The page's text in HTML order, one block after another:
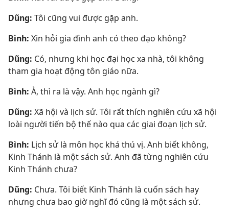
Dũng: Tôi cũng vui được gặp anh.
Bình: Xin hỏi gia đình anh có theo đạo không?
Dũng: Có, nhưng khi học đại học xa nhà, tôi không
tham gia hoạt động tôn giáo nữa.
Bình: À, thì ra là vậy. Anh học ngành gì?
Dũng: Xã hội và lịch sử. Tôi rất thích nghiên cứu xã hội
loài người tiến bộ thế nào qua các giai đoạn lịch sử.
Bình: Lịch sử là môn học khá thú vị. Anh biết không,
Kinh Thánh là một sách sử. Anh đã từng nghiên cứu
Kinh Thánh chưa?
Dũng: Chưa. Tôi biết Kinh Thánh là cuốn sách hay
nhưng chưa bao giờ nghĩ đó cũng là một sách sử.